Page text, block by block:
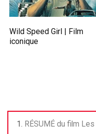
Wild Speed Girl | Film
iconique
RÉSUMÉ du film